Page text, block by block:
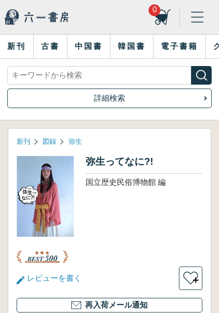
0
新刊 古書 中国書 韓国書 電子書籍
詳細検索
新刊 図録 弥生
弥生ってなに?!
国立歴史民俗博物館 編
レビューを書く ＋
再入荷メール通知